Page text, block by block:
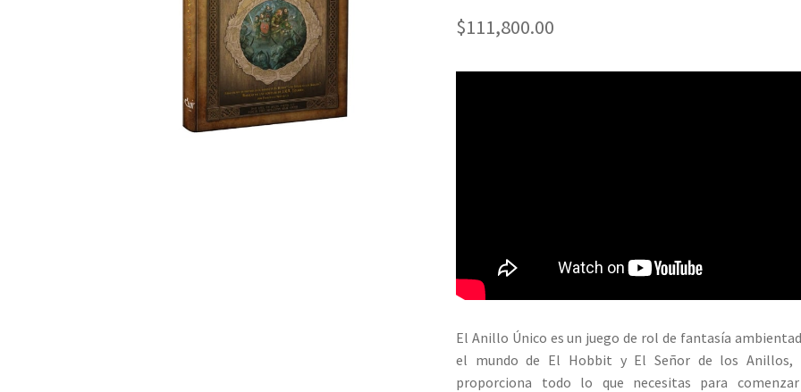
$111,800.00
El Anillo Único es un juego de rol de fantasía
el mundo de El Hobbit y El Señor de los
proporciona todo lo que necesitas para